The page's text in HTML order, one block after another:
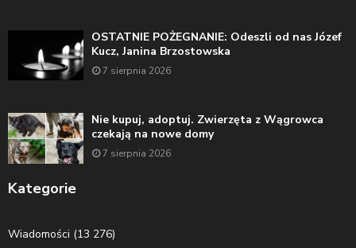
OSTATNIE POŻEGNANIE: Odeszli od nas Józef
Kucz, Janina Brzostowska
7 sierpnia 2026
Nie kupuj, adoptuj. Zwierzęta z Wągrowca
czekają na nowe domy
7 sierpnia 2026
Kategorie
Wiadomości (13 276)